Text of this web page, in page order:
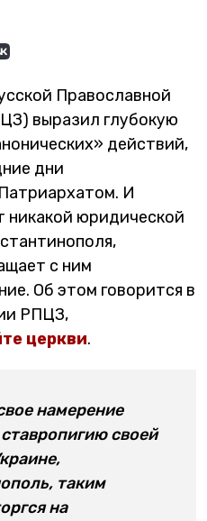
Православной
выразил глубокую
действий,
дни
И
никакой юридической
с ним
Об этом говорится в
РПЦЗ,
церкви.
намерение
своей
таким
на